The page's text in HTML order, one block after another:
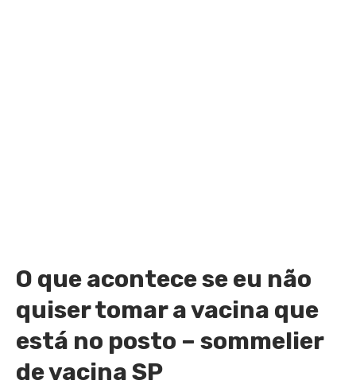
O que acontece se eu não
quiser tomar a vacina que
está no posto – sommelier
de vacina SP